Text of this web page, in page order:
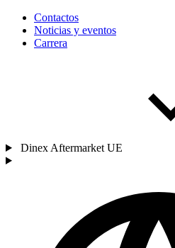
Contactos
Noticias y eventos
Carrera
Dinex Aftermarket UE